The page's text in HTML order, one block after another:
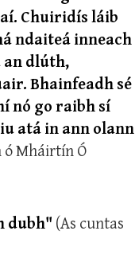
Chuiridís láib
ndaiteá inneach
an dlúth,
Bhainfeadh sé
nó go raibh sí
atá in ann olann
ó Mháirtín Ó
dubh" (As cuntas